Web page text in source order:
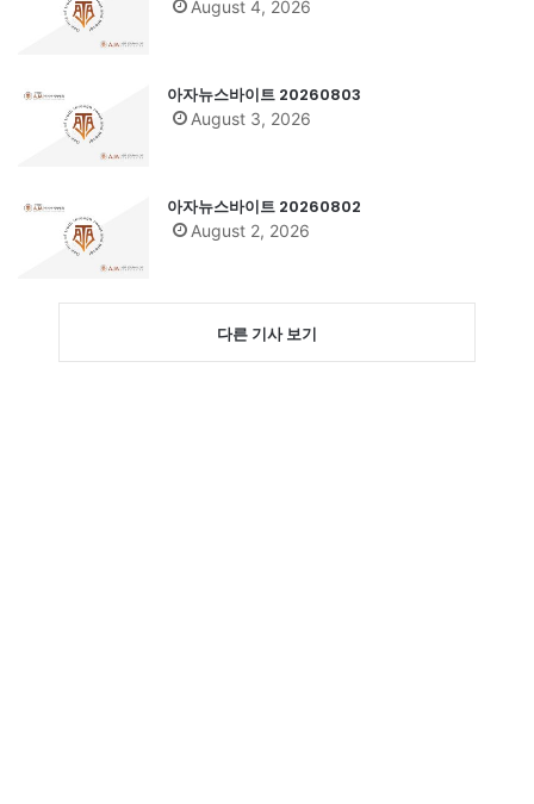
August 4, 2026
아자뉴스바이트 20260803
August 3, 2026
아자뉴스바이트 20260802
August 2, 2026
다른 기사 보기